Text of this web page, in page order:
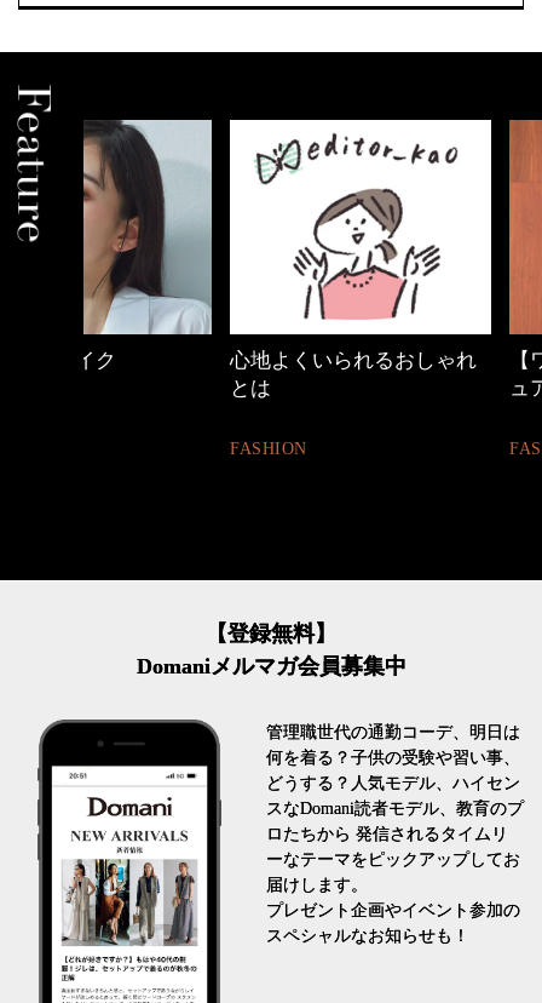
心地よくいられるおしゃれ
【ワーママのきれ
【登録無料】
Domaniメルマガ会員募集中
管理職世代の通勤コーデ、明日は
何を着る？子供の受験や習い事、
どうする？人気モデル、ハイセン
スなDomani読者モデル、教育のプ
ロたちから 発信されるタイムリ
ーなテーマをピックアップしてお
届けします。
プレゼント企画やイベント参加の
スペシャルなお知らせも！